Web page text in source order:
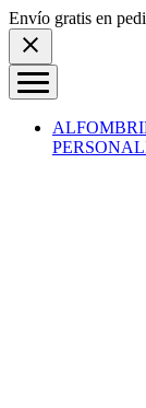
Skip to content
Envío gratis en